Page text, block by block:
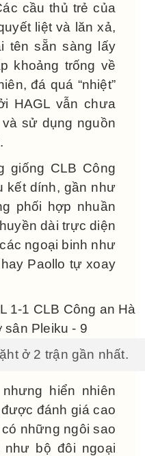
cầu thủ trẻ của
liệt và lăn xả,
tên sẵn sàng lấy
khoảng trống về
đá quá “nhiệt”
HAGL vẫn chưa
sử dụng nguồn
giống CLB Công
kết dính, gần như
phối hợp nhuần
dài trực diện
ngoại binh như
Paollo tự xoay
ở 2 trận gần nhất.
hiển nhiên
đánh giá cao
những ngôi sao
bộ đôi ngoại